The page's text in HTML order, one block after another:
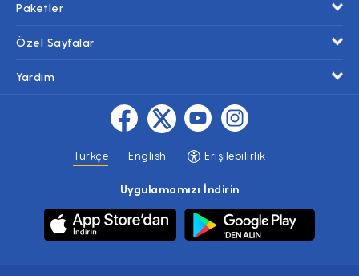
Paketler
Özel Sayfalar
Yardım
Türkçe English Erişilebilirlik
Uygulamamızı İndirin